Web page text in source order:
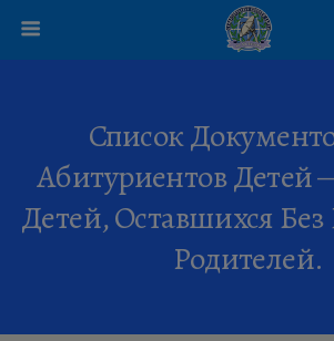
Список
Абитуриентов Детей
Детей, Оставшихся
Родителей.